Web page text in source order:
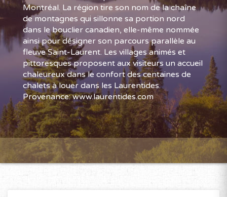
Montréal. La région tire son nom de la chaîne
de montagnes qui sillonne sa portion nord
dans le bouclier canadien, elle-même nommée
ainsi pour désigner son parcours parallèle au
fleuve Saint-Laurent. Les villages animés et
pittoresques proposent aux visiteurs un accueil
chaleureux dans le confort des centaines de
chalets à louer dans les Laurentides.
Provenance: www.laurentides.com